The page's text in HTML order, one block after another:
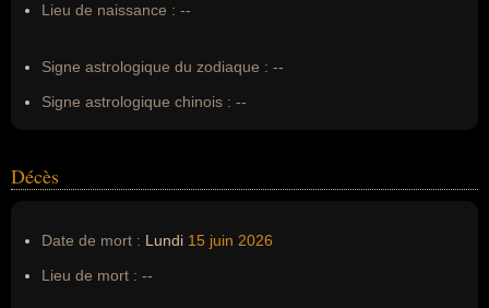
Lieu de naissance : --
Signe astrologique du zodiaque : --
Signe astrologique chinois : --
Décès
Date de mort : Lundi 15 juin 2026
Lieu de mort : --